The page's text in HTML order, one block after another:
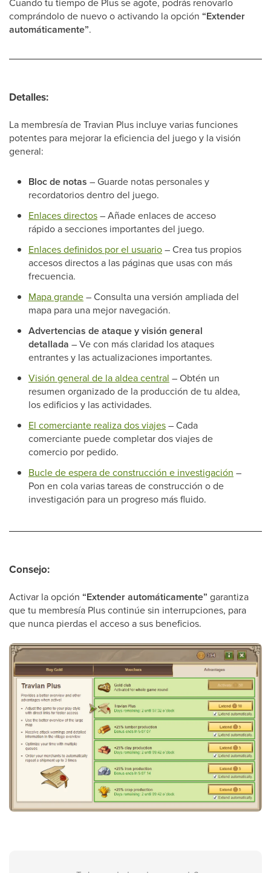
comprándolo de nuevo o activando la opción “Extender
automáticamente”.
Detalles:
La membresía de Travian Plus incluye varias funciones
potentes para mejorar la eficiencia del juego y la visión
general:
Bloc de notas – Guarde notas personales y
recordatorios dentro del juego.
Enlaces directos– Añade enlaces de acceso
rápido a secciones importantes del juego.
Enlaces definidos por el usuario– Crea tus propios
accesos directos a las páginas que usas con más
frecuencia.
Mapa grande– Consulta una versión ampliada del
mapa para una mejor navegación.
Advertencias de ataque y visión general
detallada – Ve con más claridad los ataques
entrantes y las actualizaciones importantes.
Visión general de la aldea central – Obtén un
resumen organizado de la producción de tu aldea,
los edificios y las actividades.
El comerciante realiza dos viajes– Cada
comerciante puede completar dos viajes de
comercio por pedido.
Bucle de espera de construcción e investigación –
Pon en cola varias tareas de construcción o de
investigación para un progreso más fluido.
Consejo:
Activar la opción “Extender automáticamente” garantiza
que tu membresía Plus continúe sin interrupciones, para
que nunca pierdas el acceso a sus beneficios.